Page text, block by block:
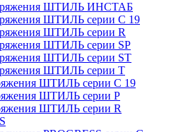
ШТИЛЬ ИНСТАБ
ШТИЛЬ серии C 19
ШТИЛЬ серии R
ШТИЛЬ серии SP
ШТИЛЬ серии ST
ШТИЛЬ серии T
ШТИЛЬ серии C 19
ШТИЛЬ серии P
ШТИЛЬ серии R